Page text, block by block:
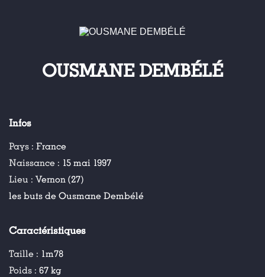
OUSMANE DEMBÉLÉ
Infos
Pays : France
Naissance : 15 mai 1997
Lieu : Vernon (27)
les buts de Ousmane Dembélé
Caractéristiques
Taille : 1m78
Poids : 67 kg